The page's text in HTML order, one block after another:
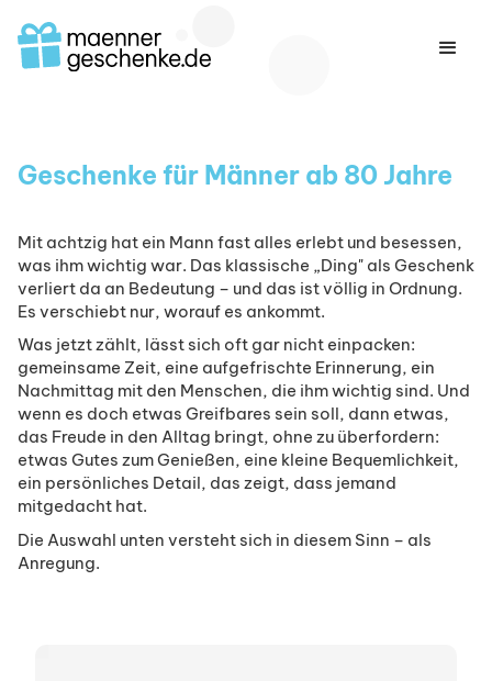
Geschenke für Männer ab 80 Jahre
Mit achtzig hat ein Mann fast alles erlebt und besessen,
was ihm wichtig war. Das klassische „Ding" als Geschenk
verliert da an Bedeutung – und das ist völlig in Ordnung.
Es verschiebt nur, worauf es ankommt.
Was jetzt zählt, lässt sich oft gar nicht einpacken:
gemeinsame Zeit, eine aufgefrischte Erinnerung, ein
Nachmittag mit den Menschen, die ihm wichtig sind. Und
wenn es doch etwas Greifbares sein soll, dann etwas,
das Freude in den Alltag bringt, ohne zu überfordern:
etwas Gutes zum Genießen, eine kleine Bequemlichkeit,
ein persönliches Detail, das zeigt, dass jemand
mitgedacht hat.
Die Auswahl unten versteht sich in diesem Sinn – als
Anregung.